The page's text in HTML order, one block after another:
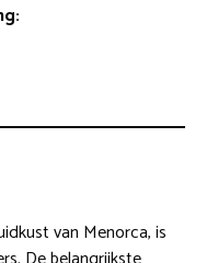
van Menorca, is